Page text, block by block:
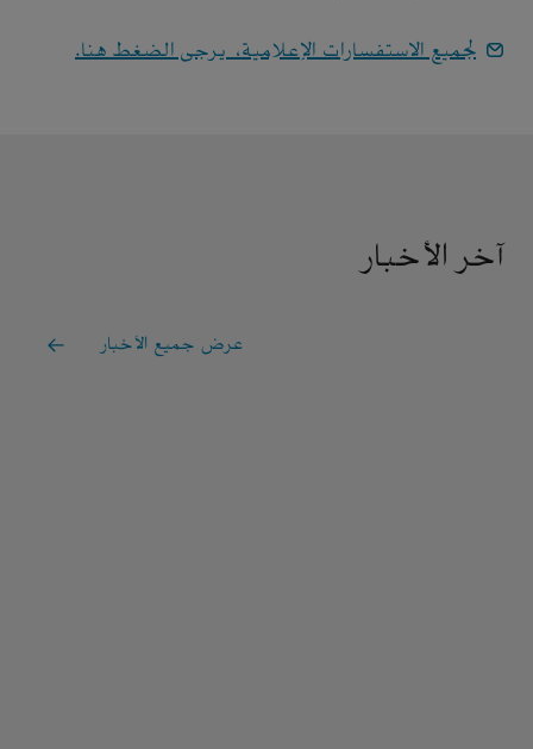
لجميع الاستفسارات الإعلامية، يرجى الضغط هنا.
آخر الأخبار
عرض جميع الأخبار